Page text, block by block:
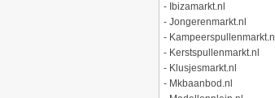
- Ibizamarkt.nl
- Jongerenmarkt.nl
- Kampeerspullenmarkt.nl
- Kerstspullenmarkt.nl
- Klusjesmarkt.nl
- Mkbaanbod.nl